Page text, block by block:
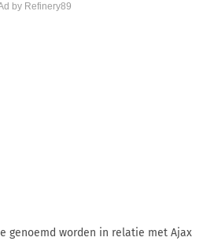
by Refinery89
genoemd worden in relatie met Ajax